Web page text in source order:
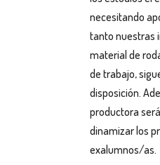
necesitando
tanto nuestras
material de
de trabajo,
disposición.
productora
dinamizar los
exalumnos/as.